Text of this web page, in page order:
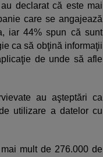
declarat că este mai
care se angajează
iar 44% spun că sunt
ca să obţină informaţii
de unde să afle
au aşteptări ca
utilizare a datelor cu
mult de 276.000 de